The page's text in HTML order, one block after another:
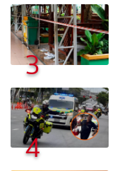
3
4